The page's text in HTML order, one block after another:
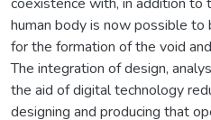
human body is now possible
for the formation of the void
The integration of design,
the aid of digital technology
designing and producing that